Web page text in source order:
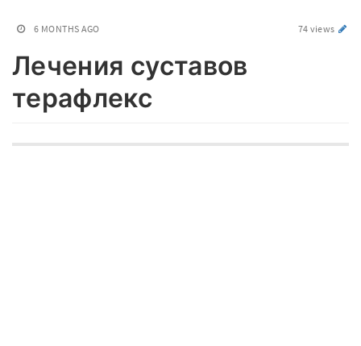
6 MONTHS AGO 74 views
Лечения суставов
терафлекс